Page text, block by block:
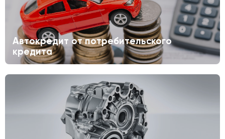
Автокредит от потребительского
кредита